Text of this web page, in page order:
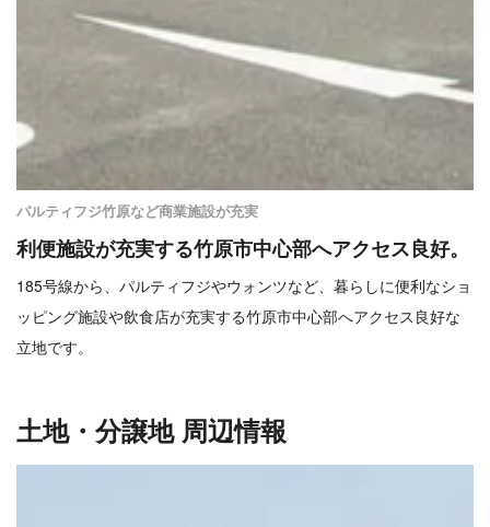
パルティフジ竹原など商業施設が充実
利便施設が充実する竹原市中心部へアクセス良好。
185号線から、パルティフジやウォンツなど、暮らしに便利なショ
ッピング施設や飲食店が充実する竹原市中心部へアクセス良好な
立地です。
土地・分譲地 周辺情報